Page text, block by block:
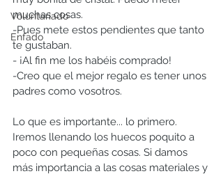
Voluntariado
Enfado
muchas cosas.
-Pues mete estos pendientes que tanto
te gustaban.
- ¡Al fin me los habéis comprado!
-Creo que el mejor regalo es tener unos
padres como vosotros.
Lo que es importante... lo primero.
Iremos llenando los huecos poquito a
poco con pequeñas cosas. Si damos
más importancia a las cosas materiales y